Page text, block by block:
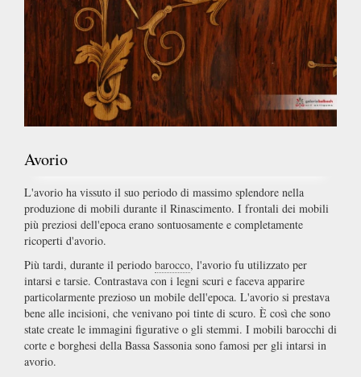
Avorio
L'avorio ha vissuto il suo periodo di massimo splendore nella
produzione di mobili durante il Rinascimento. I frontali dei mobili
più preziosi dell'epoca erano sontuosamente e completamente
ricoperti d'avorio.
Più tardi, durante il periodo barocco, l'avorio fu utilizzato per
intarsi e tarsie. Contrastava con i legni scuri e faceva apparire
particolarmente prezioso un mobile dell'epoca. L'avorio si prestava
bene alle incisioni, che venivano poi tinte di scuro. È così che sono
state create le immagini figurative o gli stemmi. I mobili barocchi di
corte e borghesi della Bassa Sassonia sono famosi per gli intarsi in
avorio.